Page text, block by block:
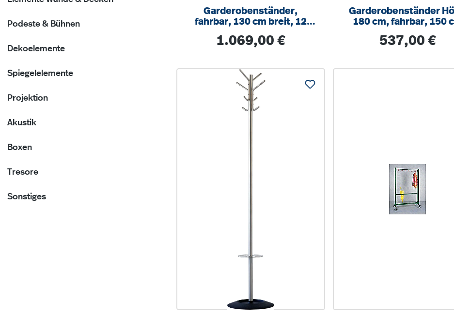
Podeste & Bühnen
Dekoelemente
Spiegelelemente
Projektion
Akustik
Boxen
Tresore
Sonstiges
Garderobenständer,
fahrbar, 130 cm breit, 12
zeigend
Regulärer Preis:
1.069,00 €
Garderobenständer
180 cm, fahrbar, 150
Regulärer Preis:
537,00 €